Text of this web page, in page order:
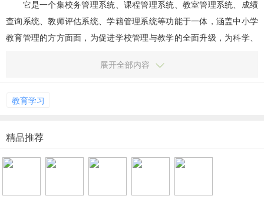
它是一个集校务管理系统、课程管理系统、教室管理系统、成绩
查询系统、教师评估系统、学籍管理系统等功能于一体，涵盖中小学
教育管理的方方面面，为促进学校管理与教学的全面升级，为科学、
展开全部内容
教育学习
精品推荐